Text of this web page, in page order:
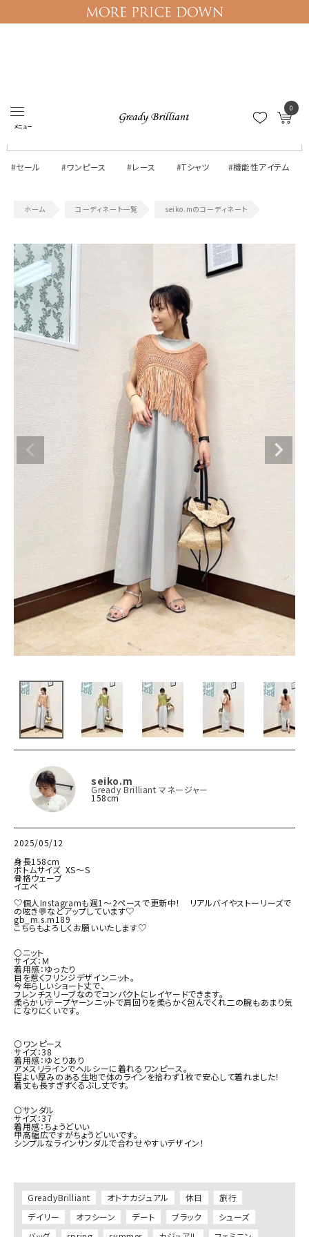
メニュー
0
マイページ
#セール #ワンピース #レース #Tシャツ #機能性アイテム
コーディネート一覧 seiko.mのコーディネート
seiko.m
Gready Brilliant マネージャー
158cm
2025/05/12
身長158cm
ボトムサイズ  XS～S
骨格ウェーブ
イエベ
♡個人Instagramも週1～2ペースで更新中！　リアルバイやストーリーズで
の呟き💬などアップしています♡
gb_m.s.m189
こちらもよろしくお願いいたします♡
⚪ニット
サイズ：Ｍ
着用感：ゆったり
目を惹くフリンジデザインニット。
今年らしいショート丈で、
フレンチスリーブなのでコンパクトにレイヤードできます。
柔らかいテープヤーンニットで肩回りを柔らかく包んでくれ二の腕もあまり気
になりにくいです。
⚪ワンピース
サイズ：38
着用感：ゆとりあり
アメスリラインでヘルシーに着れるワンピース。
程よい厚みのある生地で体のラインを拾わず1枚で安心して着れました！
着丈も長すぎずくるぶし丈です。
⚪サンダル
サイズ：37
着用感：ちょうどいい
甲高幅広ですがちょうどいいです。
シンプルなラインサンダルで合わせやすいデザイン！
GreadyBrilliant オトナカジュアル 休日
旅行
デイリー
オフシーン デート ブラック
シューズ